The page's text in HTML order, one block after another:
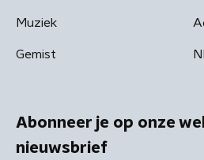
Muziek
Gemist
Abonneer je op onze
nieuwsbrief